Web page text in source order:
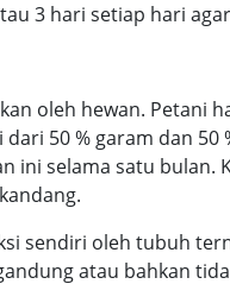
3 hari setiap hari
oleh hewan. Petani
50 % garam dan
ini selama satu
sendiri oleh tubuh
atau bahkan